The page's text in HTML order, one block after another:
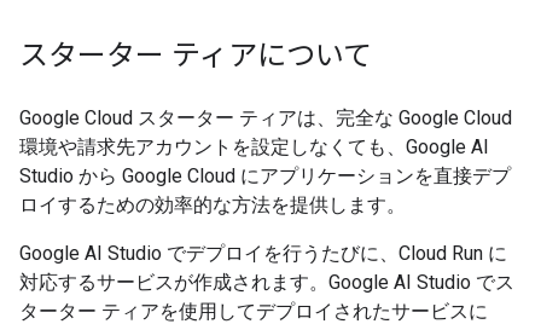
スターター ティアについて
Google Cloud スターター ティアは、完全な Google Cloud
環境や請求先アカウントを設定しなくても、Google AI
Studio から Google Cloud にアプリケーションを直接デプ
ロイするための効率的な方法を提供します。
Google AI Studio でデプロイを行うたびに、Cloud Run に
対応するサービスが作成されます。Google AI Studio でス
ターター ティアを使用してデプロイされたサービスに